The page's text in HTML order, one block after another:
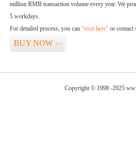
million RMB transaction volume every year. We
5 workdays.
For detailed process, you can “visit here” or contact
BUY NOW >>
Copyright © 1998 -2025